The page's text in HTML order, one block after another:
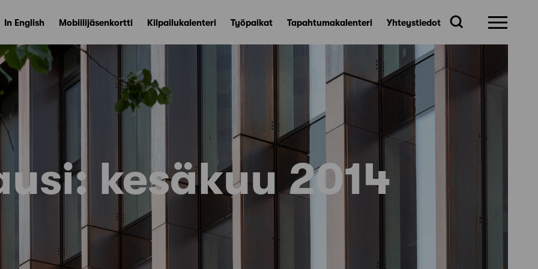
In English Mobiilijäsenkortti Kilpailukalenteri Työpaikat Tapahtumakalenteri Yhteystiedot
kesäkuu 2014